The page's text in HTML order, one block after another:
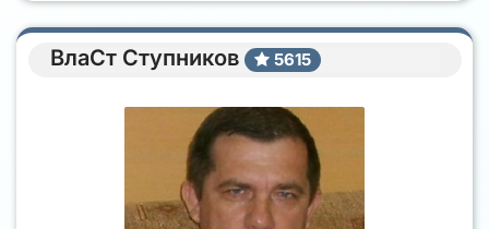
ВлаСт Ступников 5615